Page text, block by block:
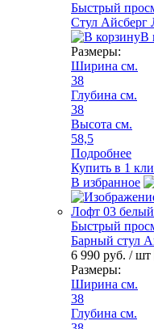
Быстрый
Стул Айсберг
В
Размеры:
Ширина см.
38
Глубина см.
38
Высота см.
58,5
Подробнее
Купить в 1
В избранное
Быстрый
Барный стул
6 990 руб. / шт
Размеры:
Ширина см.
38
Глубина см.